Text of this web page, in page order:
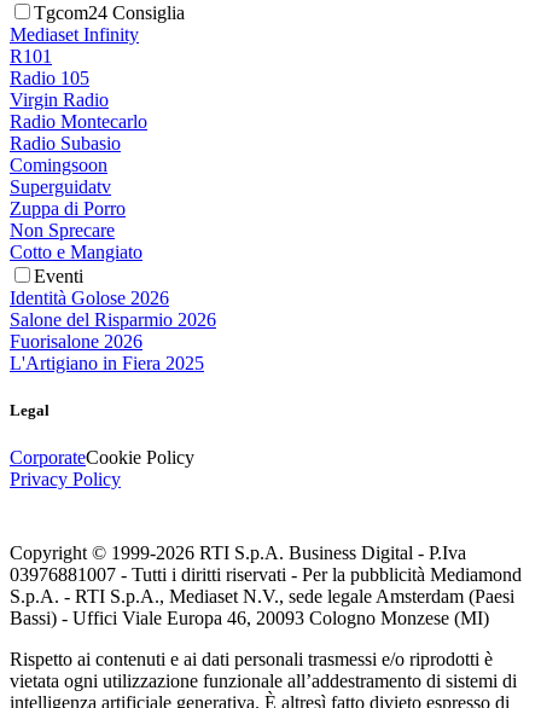
Tgcom24 Consiglia
Mediaset Infinity
R101
Radio 105
Virgin Radio
Radio Montecarlo
Radio Subasio
Comingsoon
Superguidatv
Zuppa di Porro
Non Sprecare
Cotto e Mangiato
Eventi
Identità Golose 2026
Salone del Risparmio 2026
Fuorisalone 2026
L'Artigiano in Fiera 2025
Legal
CorporateCookie Policy
Privacy Policy
Copyright © 1999-2026 RTI S.p.A. Business Digital - P.Iva
03976881007 - Tutti i diritti riservati - Per la pubblicità Mediamond
S.p.A. - RTI S.p.A., Mediaset N.V., sede legale Amsterdam (Paesi
Bassi) - Uffici Viale Europa 46, 20093 Cologno Monzese (MI)
Rispetto ai contenuti e ai dati personali trasmessi e/o riprodotti è
vietata ogni utilizzazione funzionale all’addestramento di sistemi di
intelligenza artificiale generativa. È altresì fatto divieto espresso di